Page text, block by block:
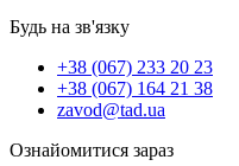
Будь на зв'язку
+38 (067) 233 20 23
+38 (067) 164 21 38
zavod@tad.ua
Ознайомитися зараз